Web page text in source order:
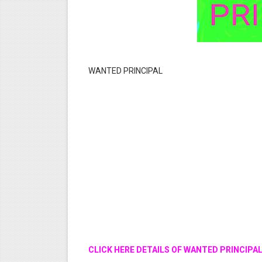
WANTED PRINCIPAL
CLICK HERE DETAILS OF WANTED PRINCIPAL